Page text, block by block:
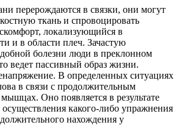
перерождаются в связки, они могут
ткань и спровоцировать
локализующийся в
и в области плеч. Зачастую
болезни люди в преклонном
ведет пассивный образ жизни.
В определенных ситуациях
в связи с продолжительным
Оно появляется в результате
какого-либо упражнения
нахождения у